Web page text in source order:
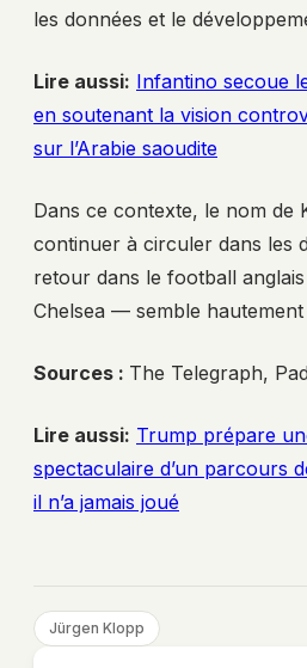
les données et le
Lire aussi: Infantino secoue
en soutenant la vision
sur l’Arabie saoudite
Dans ce contexte, le nom de
continuer à circuler dans les
retour dans le football
Chelsea — semble
Sources : The Telegraph,
Lire aussi: Trump prépare
spectaculaire d’un parcours
il n’a jamais joué
Jürgen Klopp